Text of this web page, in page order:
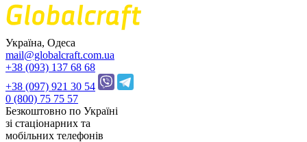
Україна, Одеса
mail@globalcraft.com.ua
+38 (093) 137 68 68
+38 (097) 921 30 54
0 (800) 75 75 57
Безкоштовно по Україні
зі стацiонарних та
мобільних телефонів